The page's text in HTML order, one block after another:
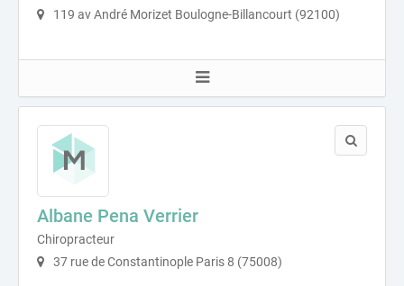
119 av André Morizet Boulogne-Billancourt (92100)
Albane Pena Verrier
Chiropracteur
37 rue de Constantinople Paris 8 (75008)